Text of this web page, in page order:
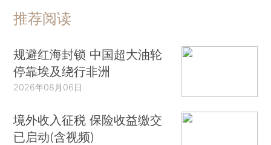
推荐阅读
规避红海封锁 中国超大油轮
停靠埃及绕行非洲
2026年08月06日
境外收入征税 保险收益缴交
已启动(含视频)